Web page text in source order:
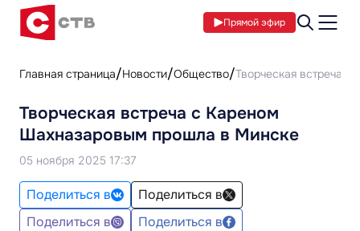
Прямой эфир
Главная страница Новости Общество Творческая встреча
Творческая встреча с Кареном
Шахназаровым прошла в Минске
05 ноября 2025 17:37
Поделиться в
Поделиться в
Поделиться в
Поделиться в